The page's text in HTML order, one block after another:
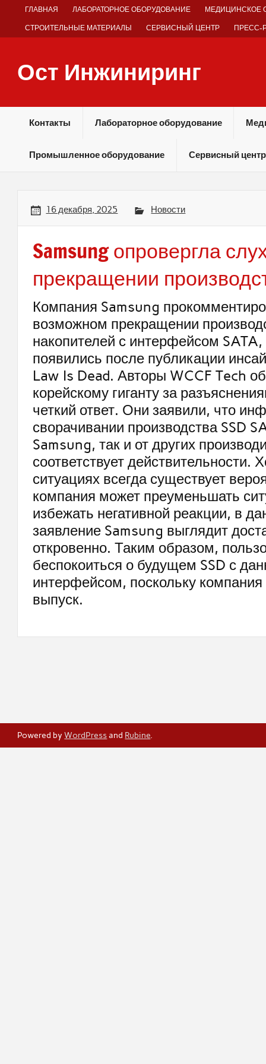
ГЛАВНАЯ ЛАБОРАТОРНОЕ ОБОРУДОВАНИЕ МЕДИЦИНСКОЕ
СТРОИТЕЛЬНЫЕ МАТЕРИАЛЫ СЕРВИСНЫЙ ЦЕНТР ПРЕСС-
Ост Инжиниринг
Контакты Лабораторное оборудование
Промышленное оборудование Сервисный центр
16 декабря, 2025 Новости
Samsung опровергла
прекращении
Компания Samsung
возможном прекращении
накопителей с интерфейсом SATA,
появились после публикации
Law Is Dead. Авторы WCCF Tech
корейскому гиганту за
четкий ответ. Они заявили, что
сворачивании производства SSD
Samsung, так и от других
соответствует действительности.
ситуациях всегда существует
компания может преуменьшать
избежать негативной реакции, в
заявление Samsung выглядит
откровенно. Таким образом,
беспокоиться о будущем SSD с
интерфейсом, поскольку
выпуск.
Powered byWordPressand Rubine